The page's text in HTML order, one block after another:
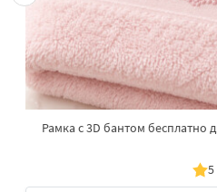
Рамка с 3D бантом
5